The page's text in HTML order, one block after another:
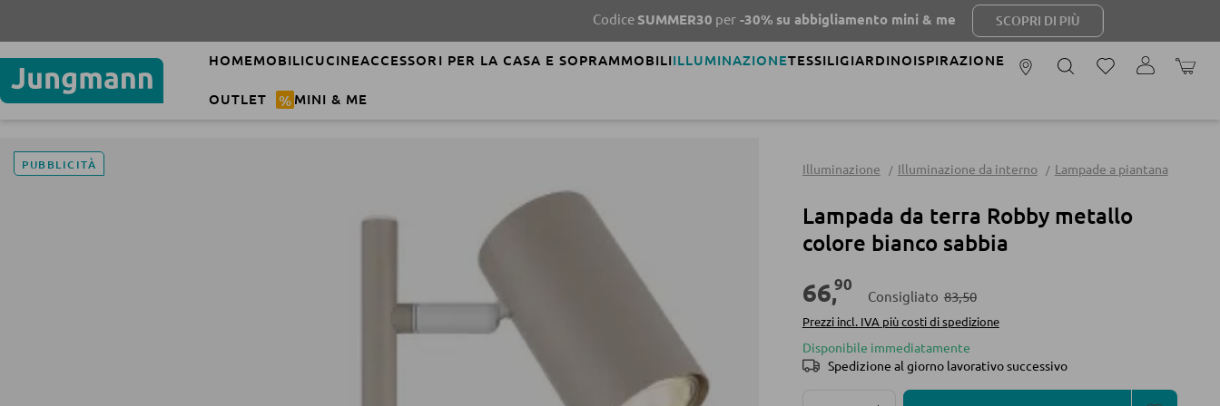
SUMMER30per-30% su abbigliamento mini & me SCOPRI DI PIÙ
HOMEMOBILICUCINEACCESSORI PER LA CASA E SOPRAMMOBILIILLUMINAZIONETESSILIGIARDINOISPIRAZIONE
OUTLET % MINI & ME
IL
PUBBLICITÀ Illuminazione Illuminazione da interno Lampade a piantana
Lampada da terra Robby metallo
colore bianco sabbia
66,90
Consigliato 83,50
Prezzi incl. IVA più costi di spedizione
Disponibile immediatamente
Spedizione al giorno lavorativo successivo
Quantità del prodotto: inserisci la quantità